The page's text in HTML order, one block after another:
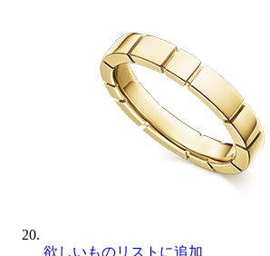
欲しいものリストに追加